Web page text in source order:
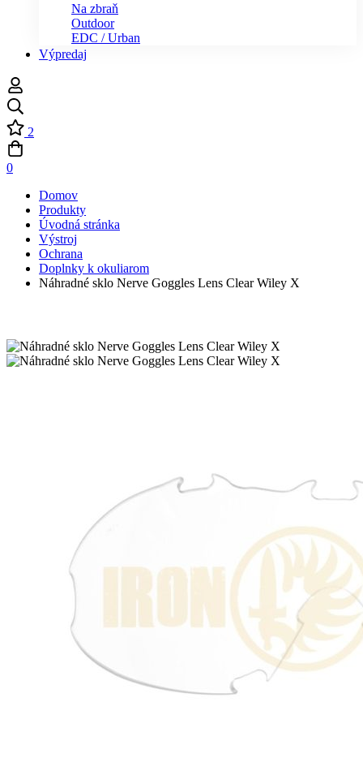
Na zbraň
Outdoor
EDC / Urban
Výpredaj
2
0
Domov
Produkty
Úvodná stránka
Výstroj
Ochrana
Doplnky k okuliarom
Náhradné sklo Nerve Goggles Lens Clear Wiley X